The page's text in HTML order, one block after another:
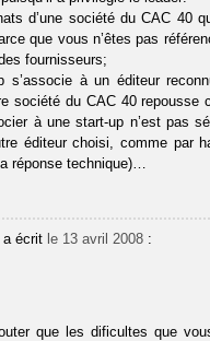
d’une société du CAC 40
que vous n’êtes pas
fournisseurs;
s’associe à un éditeur
société du CAC 40 repousse
à une start-up n’est pas
éditeur choisi, comme par
réponse technique)…
a écrit le 13 avril 2008 :
que les dificultes que